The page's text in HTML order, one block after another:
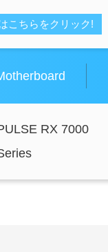
こちらをクリック!
RX 7000